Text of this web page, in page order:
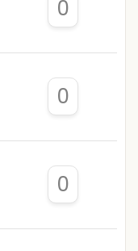
0
0
0